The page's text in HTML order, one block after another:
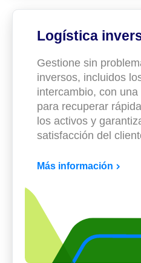
Logística
Gestione sin
inversos, incluidos
intercambio, con
para recuperar
los activos y
satisfacción del
Más información